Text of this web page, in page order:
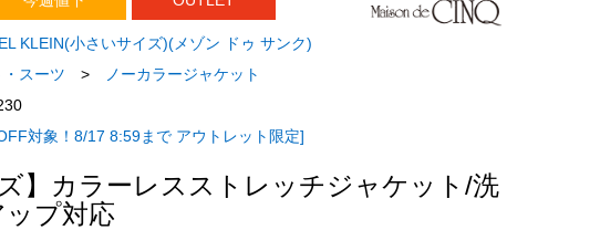
KLEIN(小さいサイズ)(メゾン ドゥ サンク)
スーツ >
ノーカラージャケット
対象！8/17 8:59まで アウトレット限定]
】カラーレスストレッチジャケット/洗
プ対応